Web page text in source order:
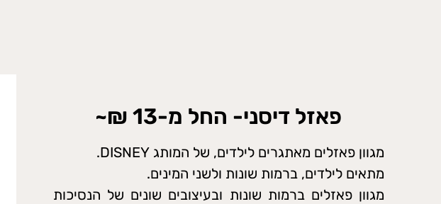
פאזל דיסני- החל מ-13 ₪~
מגוון פאזלים מאתגרים לילדים, של המותג DISNEY.
מתאים לילדים, ברמות שונות ולשני המינים.
מגוון פאזלים ברמות שונות ובעיצובים שונים של הנסיכות